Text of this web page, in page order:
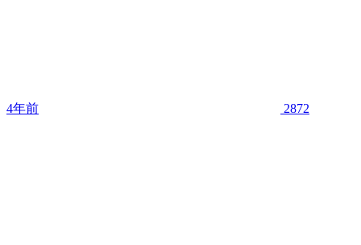
4年前 2872